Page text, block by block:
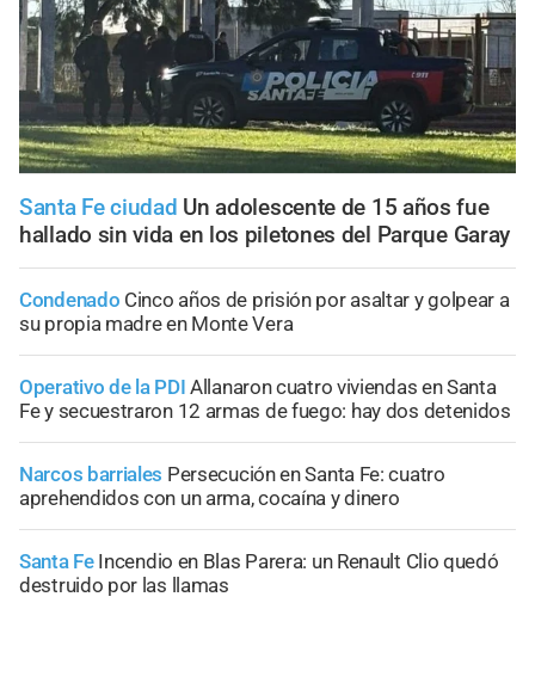
Santa Fe ciudad Un adolescente de 15 años fue
hallado sin vida en los piletones del Parque Garay
Condenado Cinco años de prisión por asaltar y golpear a
su propia madre en Monte Vera
Operativo de la PDI Allanaron cuatro viviendas en Santa
Fe y secuestraron 12 armas de fuego: hay dos detenidos
Narcos barriales Persecución en Santa Fe: cuatro
aprehendidos con un arma, cocaína y dinero
Santa Fe Incendio en Blas Parera: un Renault Clio quedó
destruido por las llamas